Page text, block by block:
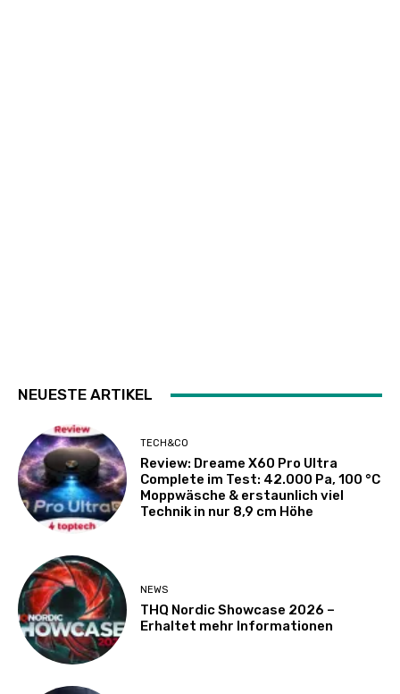
NEUESTE ARTIKEL
TECH&CO
Review: Dreame X60 Pro Ultra
Complete im Test: 42.000 Pa, 100 °C
Moppwäsche & erstaunlich viel
Technik in nur 8,9 cm Höhe
NEWS
THQ Nordic Showcase 2026 –
Erhaltet mehr Informationen